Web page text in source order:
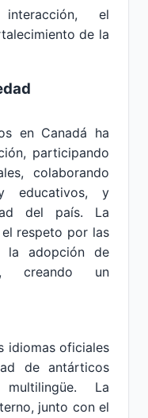
el
de la
en Canadá ha
participando
colaborando
educativos, y
del país. La
respeto por las
la adopción de
creando un
idiomas oficiales
de antárticos
La
junto con el